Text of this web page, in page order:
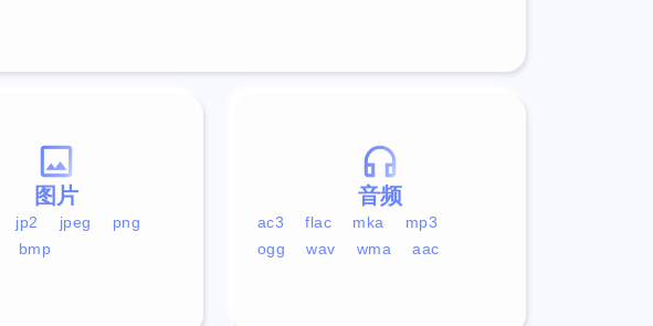
音频
ac3 flac mka
mp3
ogg
wav wma aac
图片
jp2 jpeg
png
bmp